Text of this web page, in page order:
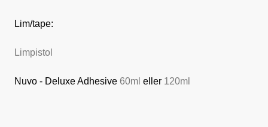
Lim/tape:
Limpistol
Nuvo - Deluxe Adhesive 60ml eller 120ml